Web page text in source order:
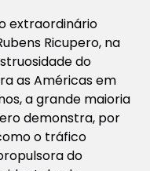
extraordinário
Ricupero, na
do
as Américas em
a grande maioria
demonstra, por
o tráfico
do